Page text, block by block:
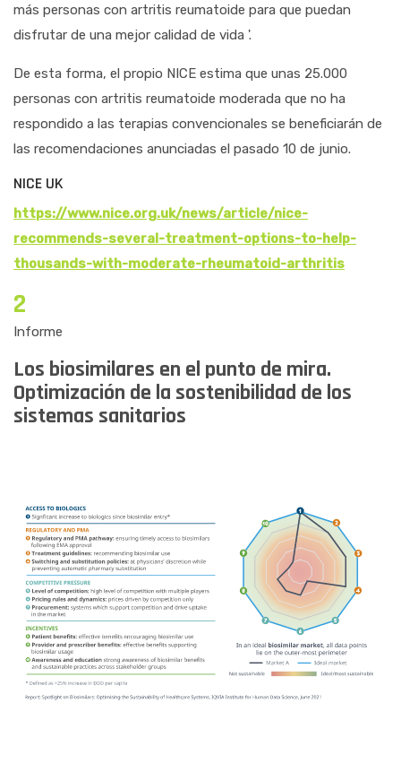
más personas con artritis reumatoide para que puedan
disfrutar de una mejor calidad de vida '.
De esta forma, el propio NICE estima que unas 25.000
personas con artritis reumatoide moderada que no ha
respondido a las terapias convencionales se beneficiarán de
las recomendaciones anunciadas el pasado 10 de junio.
NICE UK
https://www.nice.org.uk/news/article/nice-
recommends-several-treatment-options-to-help-
thousands-with-moderate-rheumatoid-arthritis
2
Informe
Los biosimilares en el punto de mira.
Optimización de la sostenibilidad de los
sistemas sanitarios